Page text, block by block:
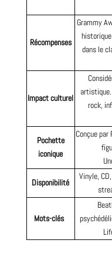
Récompenses
Grammy
dans le
Impact culturel
rock,
Pochette
iconique
Conçue
Disponibilité
Vinyle,
Mots-clés